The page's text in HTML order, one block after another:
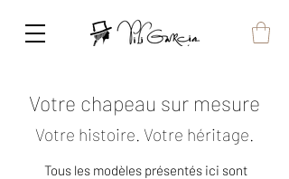
Votre chapeau sur mesure
Votre histoire. Votre héritage.
Tous les modèles présentés ici sont